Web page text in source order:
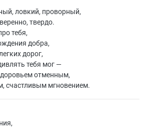
ловкий, проворный,
твердо.
тебя,
добра,
дорог,
тебя мог —
отменным,
счастливым мгновением.